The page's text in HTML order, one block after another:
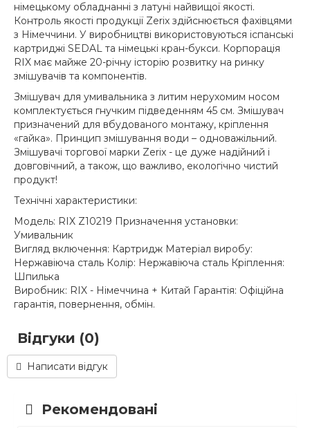
німецькому обладнанні з латуні найвищої якості.
Контроль якості продукції Zerix здійснюється фахівцями
з Німеччини. У виробництві використовуються іспанські
картриджі SEDAL та німецькі кран-букси. Корпорація
RIX має майже 20-річну історію розвитку на ринку
змішувачів та компонентів.
Змішувач для умивальника з литим нерухомим носом
комплектується гнучким підведенням 45 см. Змішувач
призначений для вбудованого монтажу, кріплення
«гайка». Принцип змішування води – одноважільний.
Змішувачі торгової марки Zerix - це дуже надійний і
довговічний, а також, що важливо, екологічно чистий
продукт!
Технічні характеристики:
Модель: RIX Z10219 Призначення установки:
Умивальник
Вигляд включення: Картридж Матеріал виробу:
Нержавіюча сталь Колір: Нержавіюча сталь Кріплення:
Шпилька
Виробник: RIX - Німеччина + Китай Гарантія: Офіційна
гарантія, повернення, обмін.
Відгуки (0)
Написати відгук
Рекомендовані